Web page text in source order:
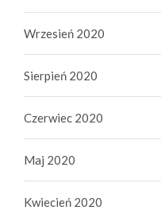
Wrzesień 2020
Sierpień 2020
Czerwiec 2020
Maj 2020
Kwiecień 2020